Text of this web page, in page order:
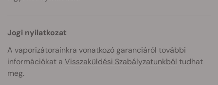
Jogi nyilatkozat
A vaporizátorainkra vonatkozó garanciáról további
információkat a Visszaküldési Szabályzatunkból tudhat
meg.